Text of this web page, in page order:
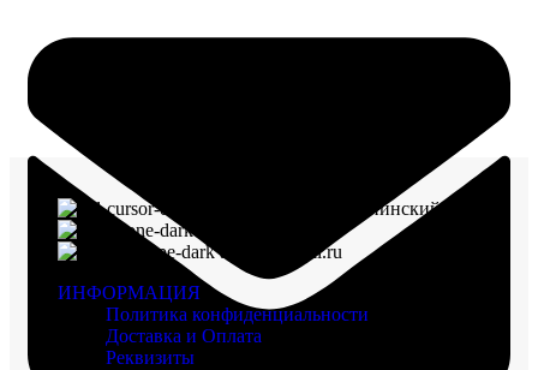
г. Воронеж, пр-кт Ленинский, д. 221
arinval@mail.ru
ИНФОРМАЦИЯ
Политика конфиденциальности
Доставка и Оплата
Реквизиты